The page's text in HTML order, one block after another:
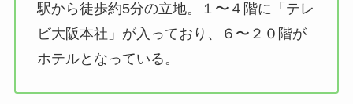
駅から徒歩約5分の立地。１〜４階に「テレ
ビ大阪本社」が入っており、６〜２０階が
ホテルとなっている。